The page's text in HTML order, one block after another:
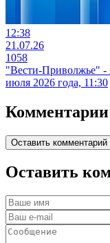
12:38
21.07.26
1058
"Вести-Приволжье" -
июля 2026 года, 11:30
Комментарии
Оставить комментарий
Оставить